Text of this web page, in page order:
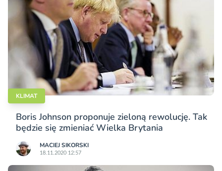
KLIMAT
Boris Johnson proponuje zieloną rewolucję. Tak
będzie się zmieniać Wielka Brytania
MACIEJ SIKORSKI
18.11.2020 12:57